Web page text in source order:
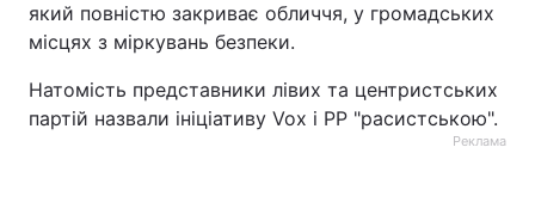
який повністю закриває обличчя, у громадських
місцях з міркувань безпеки.
Натомість представники лівих та центристських
партій назвали ініціативу Vox і PP "расистською".
Реклама